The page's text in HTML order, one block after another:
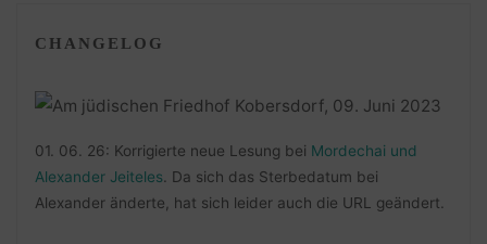
CHANGELOG
01. 06. 26: Korrigierte neue Lesung bei Mordechai und
Alexander Jeiteles . Da sich das Sterbedatum bei
Alexander änderte, hat sich leider auch die URL geändert.